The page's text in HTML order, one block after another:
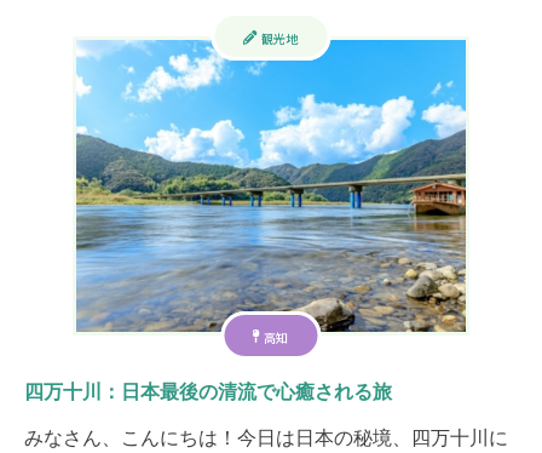
高知
観光地
四万十川：日本最後の清流で心癒される旅
みなさん、こんにちは！今日は日本の秘境、四万十川に